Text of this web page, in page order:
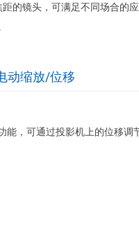
的镜头，可满足不同场合的
动缩放/位移
能，可通过投影机上的位移